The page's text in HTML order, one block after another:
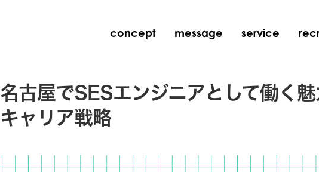
concept message service
名古屋でSESエンジニアとして働く魅
キャリア戦略